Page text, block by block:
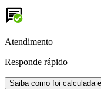
Atendimento
Responde rápido
Saiba como foi calculada